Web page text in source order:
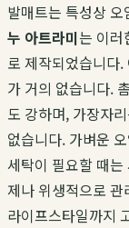
발매트는 특성상
누 아트라미는 이러
로 제작되었습니다
가 거의 없습니다.
도 강하며, 가장자
없습니다. 가벼운
세탁이 필요할 때
제나 위생적으로
라이프스타일까지